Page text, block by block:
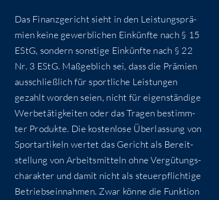
Das Finanz­ge­richt sieht in den Leis­tungs­prä­
mi­en kei­ne gewerb­li­chen Ein­künf­te nach § 15
EStG, son­dern sons­ti­ge Ein­künf­te nach § 22
Nr. 3 EStG. Maß­geb­lich sei, dass die Prä­mi­en
aus­schließ­lich für sport­li­che Leis­tun­gen
gezahlt wor­den sei­en, nicht für eigen­stän­di­ge
Wer­be­tä­tig­kei­ten oder das Tra­gen bestimm­
ter Pro­duk­te. Die kos­ten­lo­se Über­las­sung von
Sport­ar­ti­keln wer­tet das Gericht als Bereit­
stel­lung von Arbeits­mit­teln ohne Ver­gü­tungs­
cha­rak­ter und damit nicht als steu­er­pflich­ti­ge
Betriebs­ein­nah­men. Zwar kön­ne die Funk­ti­on